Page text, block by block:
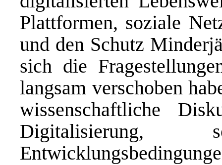
Plattformen, soziale
und den Schutz
sich die
langsam verschoben
wissenschaftliche